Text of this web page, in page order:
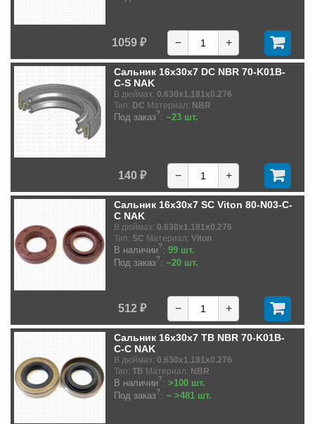
1059 ₽ − +
Сальник 16x30x7 DC NBR 70-K01B-
C-S NAK
В дюймах: 0.630x1.181x0.276
Тип: DC Материал: NBR
Под заказ?: ~23 шт.
140 ₽ − +
Сальник 16x30x7 SC Viton 80-N03-C-
C NAK
В дюймах: 0.630x1.181x0.276
Тип: SC Материал: Viton
В наличии?: 99 шт.
Под заказ?: ~20 шт.
512 ₽ − +
Сальник 16x30x7 TB NBR 70-K01B-
C-C NAK
В дюймах: 0.630x1.181x0.276
Тип: TB Материал: NBR
В наличии?: >100 шт.
Под заказ?: ~ >481 шт.